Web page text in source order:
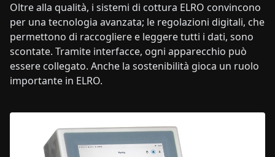
Oltre alla qualità, i sistemi di cottura ELRO convincono
per una tecnologia avanzata; le regolazioni digitali, che
permettono di raccogliere e leggere tutti i dati, sono
scontate. Tramite interfacce, ogni apparecchio può
essere collegato. Anche la sostenibilità gioca un ruolo
importante in ELRO.